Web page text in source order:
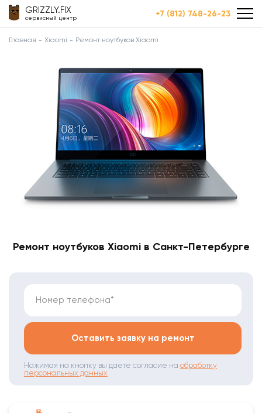
GRIZZLY.FIX
сервисный центр +7 (812) 748-26-23
Главная Xiaomi Ремонт ноутбуков Xiaomi
Ремонт ноутбуков Xiaomi в Санкт-Петербурге
Номер телефона*
Оставить заявку на ремонт
Нажимая на кнопку вы даете согласие на обработку
персональных данных